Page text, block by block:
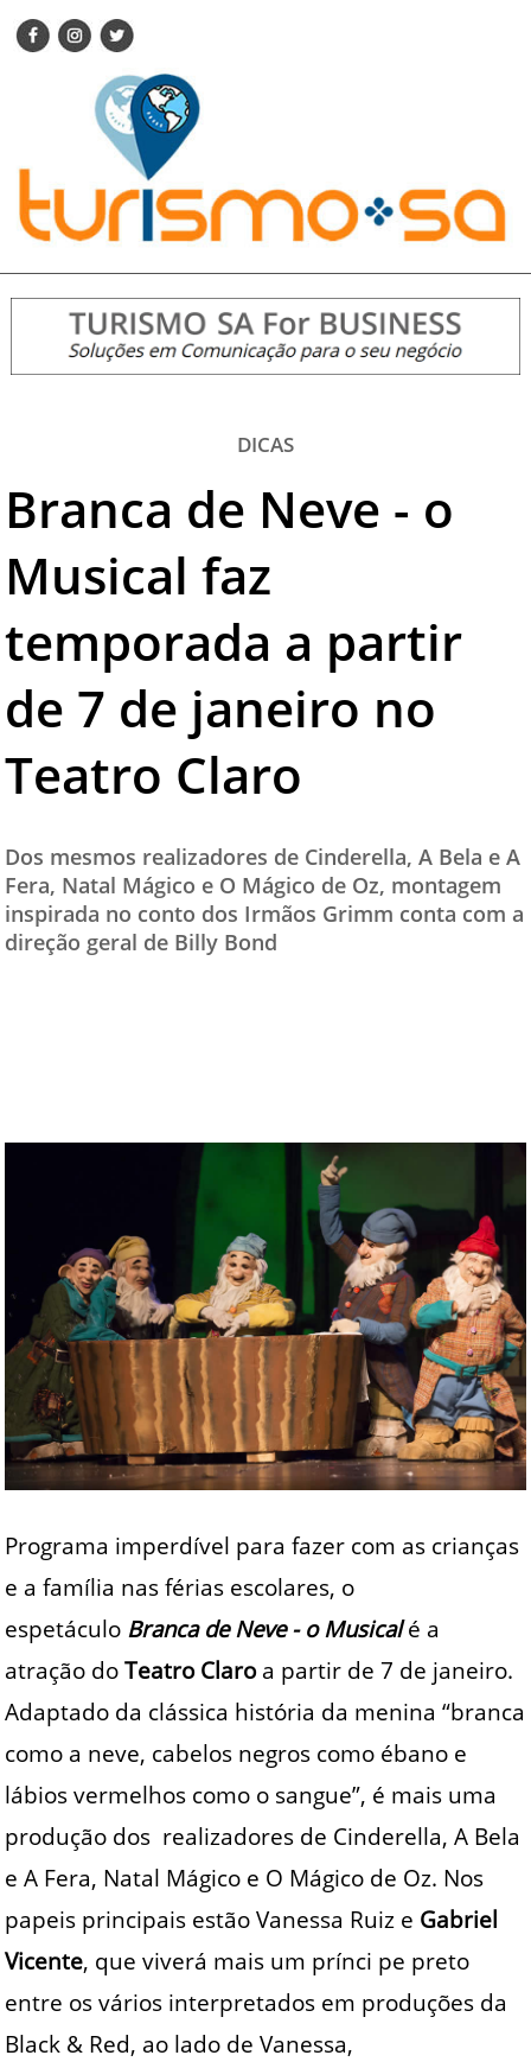
CITY BREAK
TURISMO E MERCADO
EVENTOS
HOTELARIA
TURISMO SA TV
TESTADO E APROVADO
PARCEIROS
QUEM SOMOS - EQUIPE
CONTATO
Pesquisar:
DICAS
Branca de Neve - o
Musical faz
temporada a partir
de 7 de janeiro no
Teatro Claro
Dos mesmos realizadores de Cinderella, A Bela e A
Fera, Natal Mágico e O Mágico de Oz, montagem
inspirada no conto dos Irmãos Grimm conta com a
direção geral de Billy Bond
Programa imperdível para fazer com as crianças
e a família nas férias escolares, o
espetáculo Branca de Neve - o Musicalé a
atração doTeatro Claroa partir de 7 de janeiro.
Adaptado da clássica história da menina “branca
como a neve, cabelos negros como ébano e
lábios vermelhos como o sangue”, é mais uma
produção dos realizadores de Cinderella, A Bela
e A Fera, Natal Mágico e O Mágico de Oz. Nos
papeis principais estão Vanessa Ruiz e Gabriel
Vicente, que viverá mais um prínci pe preto
entre os vários interpretados em produções da
Black & Red, ao lado de Vanessa,